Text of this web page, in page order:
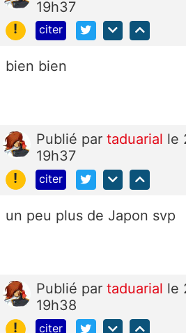
19h37
!
citer
bien bien
Publié par taduarial le
19h37
!
citer
un peu plus de Japon svp
Publié par taduarial le
19h38
!
citer